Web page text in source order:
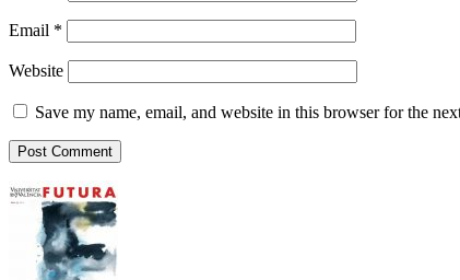
Email *
Website
Save my name, email, and website in this browser for the